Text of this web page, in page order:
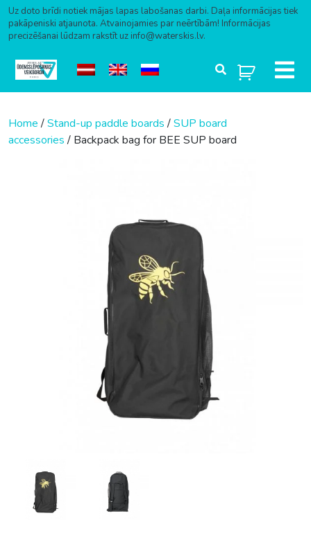
Uz doto brīdi notiek mājas lapas labošanas darbi. Daļa informācijas tiek
pakāpeniski atjaunota. Atvainojamies par neērtībām! Informācijas
precizēšanai lūdzam rakstīt uz info@waterskis.lv.
Home/Stand-up paddle boards/SUP board
accessories/ Backpack bag for BEE SUP board